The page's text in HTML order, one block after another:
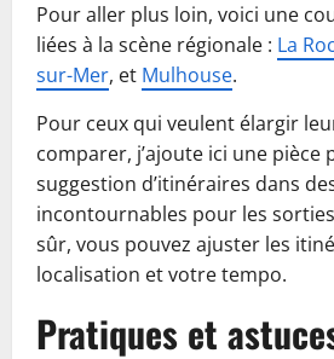
Pour aller plus loin, voici une
liées à la scène régionale : La
sur-Mer, et Mulhouse.
Pour ceux qui veulent élargir
comparer, j’ajoute ici une pièce
suggestion d’itinéraires dans
incontournables pour les
sûr, vous pouvez ajuster les
localisation et votre tempo.
Pratiques et